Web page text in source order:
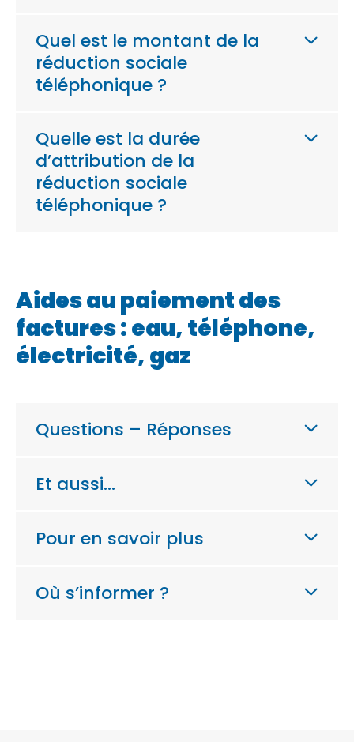
Quel est le montant de la
réduction sociale
téléphonique ?
Quelle est la durée
d’attribution de la
réduction sociale
téléphonique ?
Aides au paiement des
factures : eau, téléphone,
électricité, gaz
Questions – Réponses
Et aussi…
Pour en savoir plus
Où s’informer ?